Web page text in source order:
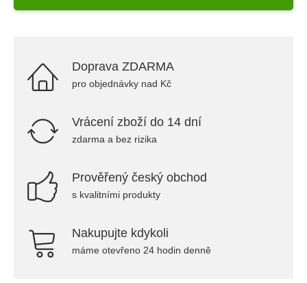
Doprava ZDARMA
pro objednávky nad Kč
Vrácení zboží do 14 dní
zdarma a bez rizika
Prověřený český obchod
s kvalitními produkty
Nakupujte kdykoli
máme otevřeno 24 hodin denně